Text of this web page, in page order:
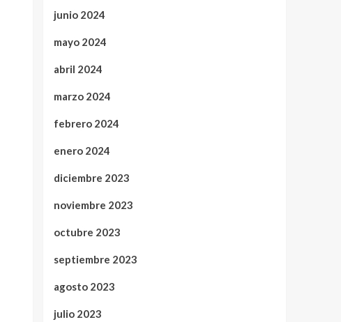
junio 2024
mayo 2024
abril 2024
marzo 2024
febrero 2024
enero 2024
diciembre 2023
noviembre 2023
octubre 2023
septiembre 2023
agosto 2023
julio 2023